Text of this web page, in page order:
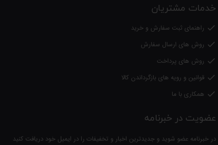
خدمات مشتریان
 راهنمای ثبت سفارش و خرید
 روش های ارسال سفارش
 روش های پرداخت
 قوانین و رویه های بازگرداندن کالا
 همکاری با ما
عضویت در خبرنامه
در خبرنامه عضو شوید و جدیدترین اخبار و تخفیفات را در ایمیل خود دریافت کنید